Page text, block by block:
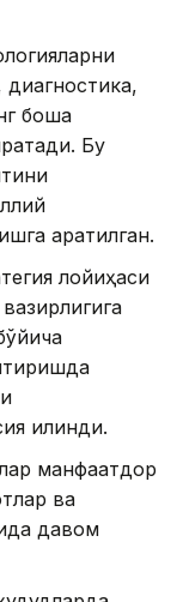
бошқа
Бу
қаратилган.
лойиҳаси
вазирлигига
қилинди.
манфаатдор
ва
давом